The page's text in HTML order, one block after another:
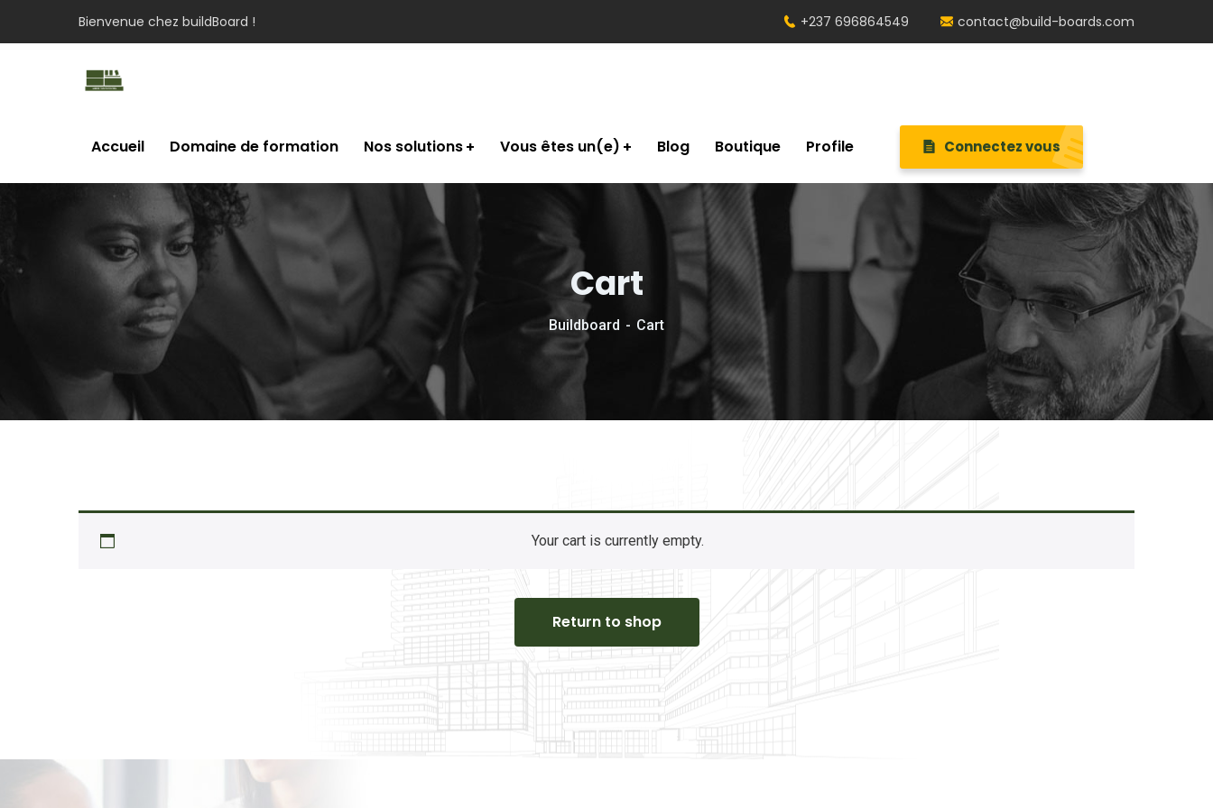
Bienvenue chez buildBoard ! +237 696864549 contact@build-boards.com
Accueil Domaine de formation Nos solutions Vous êtes un(e) Blog Boutique Profile Connectez vous
Cart
Buildboard Cart
Your cart is currently empty.
Return to shop